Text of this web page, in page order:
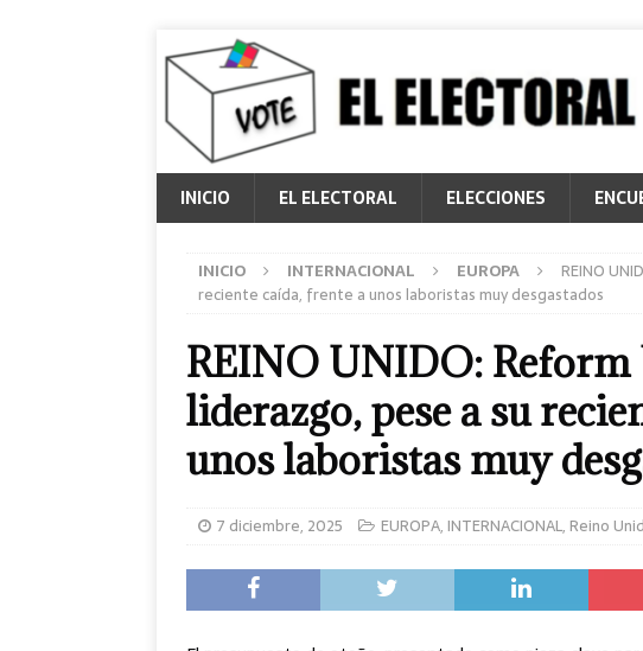
INICIO EL ELECTORAL ELECCIONES
INICIO INTERNACIONAL EUROPA
REINO
reciente caída, frente a unos laboristas muy desgastados
REINO UNIDO: Reform
liderazgo, pese a su
unos laboristas muy
7 diciembre, 2025 EUROPA, INTERNACIONAL, Reino